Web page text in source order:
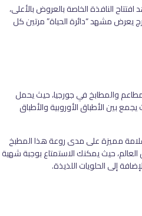
النافذة الخاصة بالعروض بالأعلى،
يعرض مشهد “دائرة الحياة” مرتين كل
والمطابخ في جورجيا، حيث يحمل
بين الأطباق الأوروبية والأطباق
مميزة على مدى روعة هذا المطبخ
حيث يمكنك الاستمتاع بوجبة شهية
إلى الحلويات اللذيذة.